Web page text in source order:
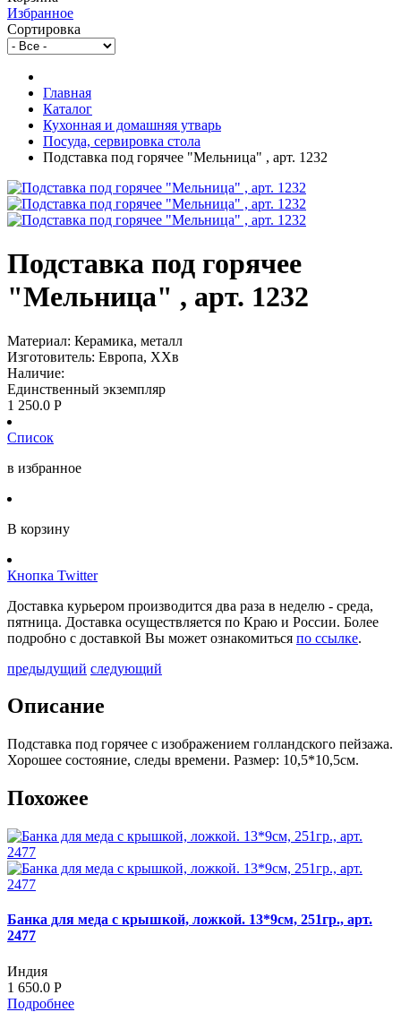
Избранное
Сортировка
Главная
Каталог
Кухонная и домашняя утварь
Посуда, сервировка стола
Подставка под горячее "Мельница" , арт. 1232
Подставка под горячее
"Мельница" , арт. 1232
Материал: Керамика, металл
Изготовитель: Европа, ХХв
Наличие:
Единственный экземпляр
1 250.0 Р
Список
в избранное
В корзину
Кнопка Twitter
Доставка курьером производится два раза в неделю - среда,
пятница. Доставка осуществляется по Краю и России. Более
подробно с доставкой Вы может ознакомиться по ссылке.
предыдущий следующий
Описание
Подставка под горячее с изображением голландского пейзажа.
Хорошее состояние, следы времени. Размер: 10,5*10,5см.
Похожее
Банка для меда с крышкой, ложкой. 13*9см, 251гр., арт.
2477
Индия
1 650.0 Р
Подробнее